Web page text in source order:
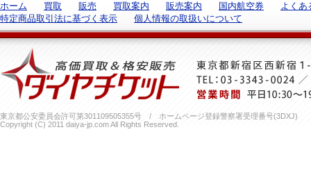
ホーム 買取 販売 買取案内 販売案内 国内航空券
よくあ
特定商品取引法に基づく表示
個人情報の取扱いについて
東京都公安委員会許可第301109505355号 / ホームページ登録警察署受理番号(3DXJ)
Copyright (C) 2011 daiya-jp.com All Rights Reserved.